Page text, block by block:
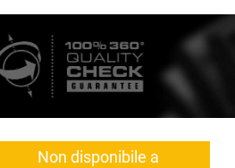
Non disponibile a